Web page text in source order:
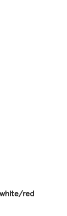
white/red